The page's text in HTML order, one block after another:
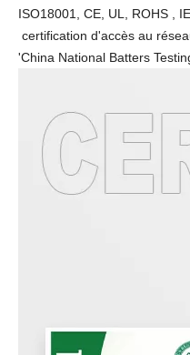
ISO18001, CE, UL, ROHS
,
certification d'accès au
'China National Batters